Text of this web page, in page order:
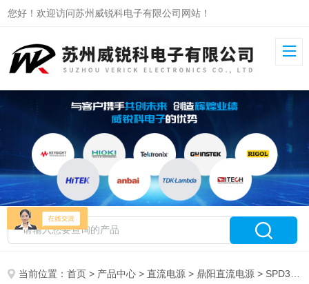
您好！欢迎访问苏州威锐科电子有限公司网站！
当前位置：首页 > 产品中心 >直流电源 > 鼎阳直流电源 > SPD3303X鼎阳可编程直流电源